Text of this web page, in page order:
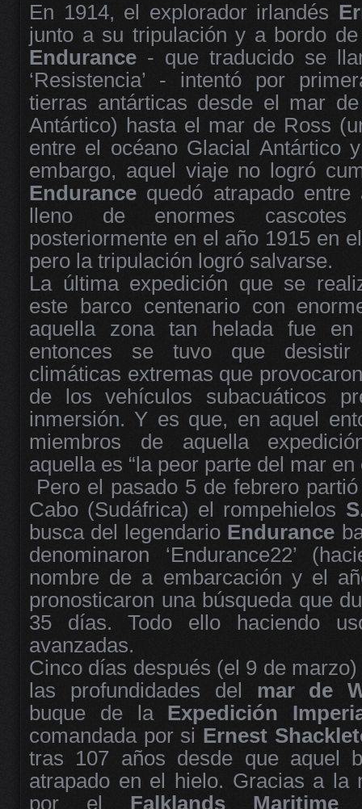
En 1914, el explorador irlandés
junto a su tripulación y a bordo
Endurance - que traducido se
‘Resistencia’ - intentó por
tierras antárticas desde el mar
Antártico) hasta el mar de Ross
entre el océano Glacial Antártico
embargo, aquel viaje no logró
Endurance quedó atrapado
lleno de enormes
posteriormente en el año 1915 en
pero la tripulación logró salvarse.
La última expedición que se
este barco centenario con
aquella zona tan helada fue
entonces se tuvo que desistir
climáticas extremas que
de los vehículos subacuáticos
inmersión. Y es que, en aquel
miembros de aquella
aquella es “la peor parte del mar en
Pero el pasado 5 de febrero
Cabo (Sudáfrica) el rompehielos
busca del legendario Endurance
denominaron ‘Endurance22’
nombre de a embarcación y el
pronosticaron una búsqueda que
35 días. Todo ello haciendo
avanzadas.
Cinco días después (el 9 de
las profundidades del mar de
buque de la Expedición
comandada por si Ernest
tras 107 años desde que aquel
atrapado en el hielo. Gracias a la
por el Falklands Maritime